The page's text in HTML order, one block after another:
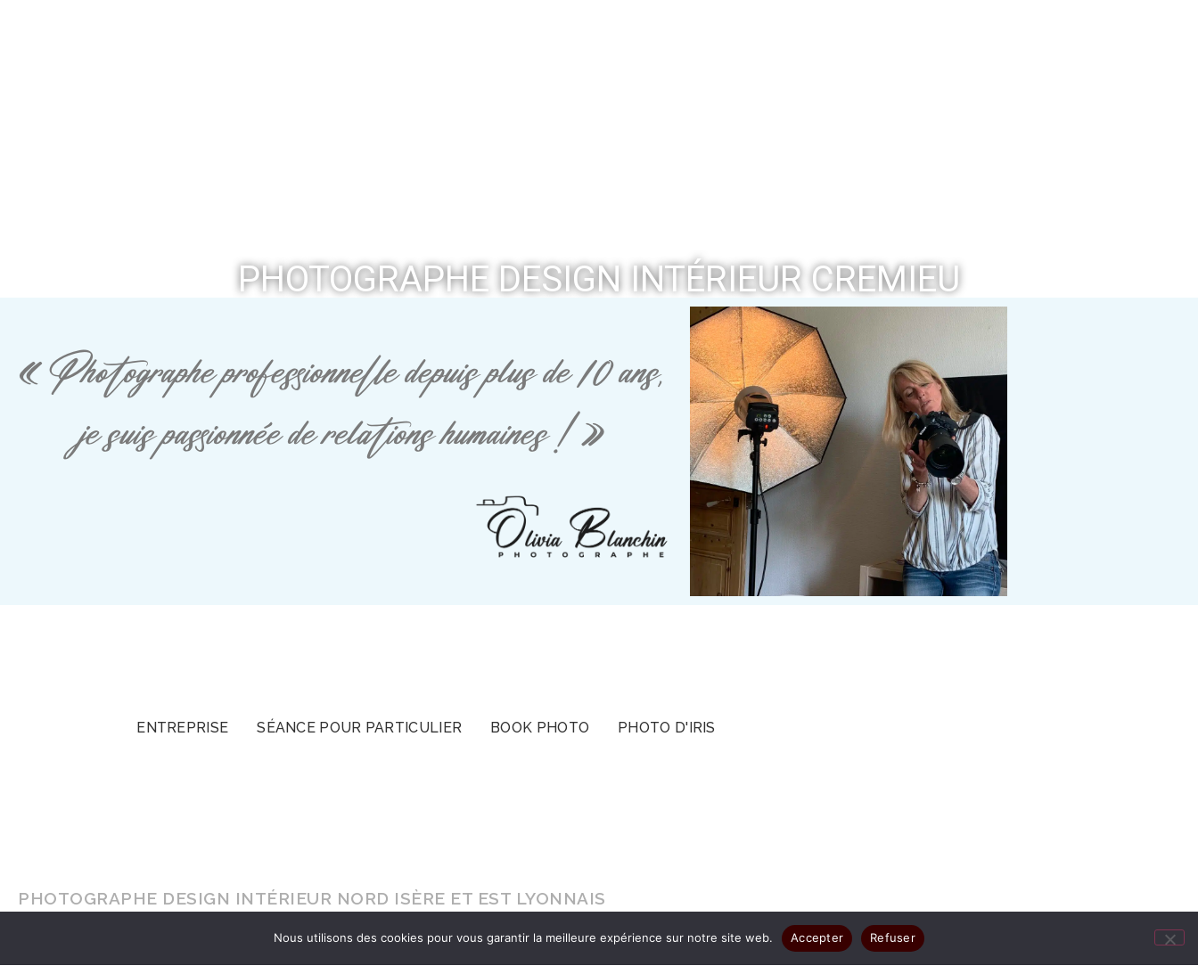
PHOTOGRAPHE DESIGN INTÉRIEUR CREMIEU
« Photographe professionnelle depuis plus de 10 ans,
je suis passionnée de relations humaines ! »
ENTREPRISE SÉANCE POUR PARTICULIER BOOK PHOTO PHOTO D'IRIS
PHOTOGRAPHE DESIGN INTÉRIEUR NORD ISÈRE ET EST LYONNAIS
, faites-vous le cadeau d’être authentique pour que vos images résument votre joie
Nous utilisons des cookies pour vous garantir la meilleure expérience sur notre site web. Accepter Refuser